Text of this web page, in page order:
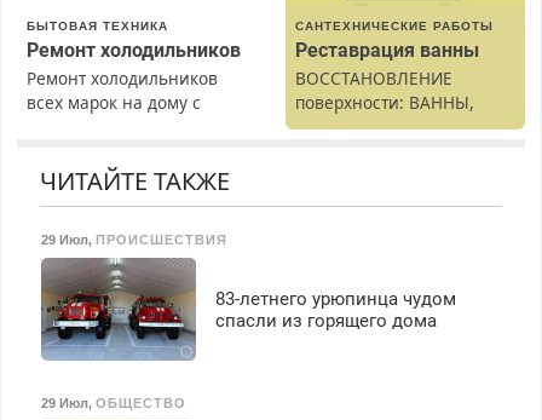
Ежемесячно
выплачивается денежная
премия. Возможно
бесплатное обучение,
получение документов,
безопасности с з/п до
БЫТОВАЯ ТЕХНИКА
Ремонт холодильников
Ремонт холодильников
всех марок на дому с
Недорого. Без выходных.
САНТЕХНИЧЕСКИЕ РАБОТЫ
Реставрация ванны
ВОССТАНОВЛЕНИЕ
поверхности: ВАННЫ,
раковины, подоконника.
ЧИТАЙТЕ ТАКЖЕ
29 Июл, ПРОИСШЕСТВИЯ
83-летнего урюпинца чудом
спасли из горящего дома
29 Июл, ОБЩЕСТВО